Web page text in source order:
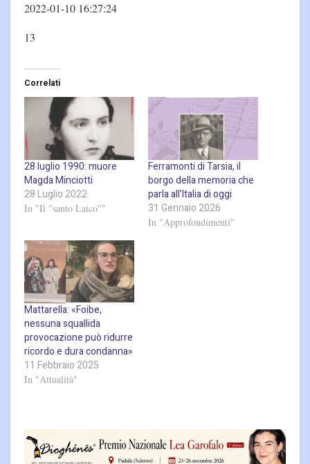
2022-01-10 16:27:24
13
Correlati
28 luglio 1990: muore
Magda Minciotti
28 Luglio 2022
In "Il "santo Laico""
Ferramonti di Tarsia, il
borgo della memoria che
parla all’Italia di oggi
31 Gennaio 2026
In "Approfondimenti"
Mattarella: «Foibe,
nessuna squallida
provocazione può ridurre
ricordo e dura condanna»
11 Febbraio 2025
In "Attualità"